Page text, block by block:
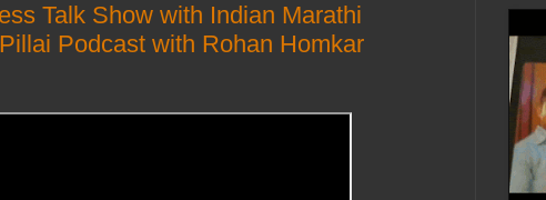
Talk Show with Indian Marathi
Podcast with Rohan Homkar